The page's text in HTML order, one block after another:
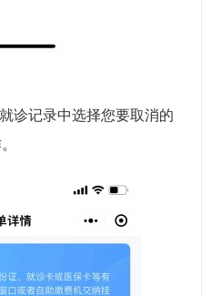
诊记录中选择您要取消的